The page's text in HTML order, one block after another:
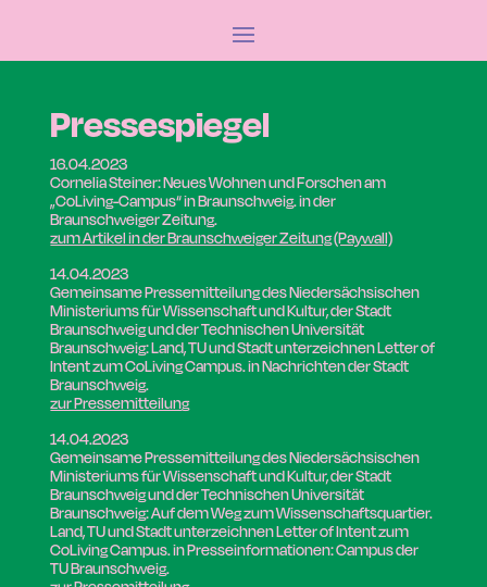
Pressespiegel
16.04.2023
Cornelia Steiner:Neues Wohnen und Forschen am
„CoLiving-Campus“ in Braunschweig.in der
Braunschweiger Zeitung.
zum Artikel in der Braunschweiger Zeitung (Paywall)
14.04.2023
Gemeinsame Pressemitteilung des Niedersächsischen
Ministeriums für Wissenschaft und Kultur, der Stadt
Braunschweig und der Technischen Universität
Braunschweig: Land, TU und Stadt unterzeichnen Letter of
Intent zum CoLiving Campus. in Nachrichten der Stadt
Braunschweig.
zur Pressemitteilung
14.04.2023
Gemeinsame Pressemitteilung des Niedersächsischen
Ministeriums für Wissenschaft und Kultur, der Stadt
Braunschweig und der Technischen Universität
Braunschweig: Auf dem Weg zum Wissenschaftsquartier.
Land, TU und Stadt unterzeichnen Letter of Intent zum
CoLiving Campus. in Presseinformationen: Campus der
TU Braunschweig.